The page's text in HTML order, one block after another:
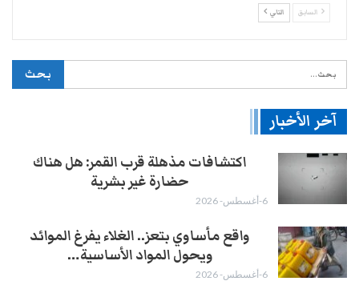
السابق التالي
آخر الأخبار
اكتشافات مذهلة قرب القمر: هل هناك
حضارة غير بشرية
6-أغسطس- 2026
واقع مأساوي بتعز.. الغلاء يفرغ الموائد
ويحول المواد الأساسية…
6-أغسطس- 2026